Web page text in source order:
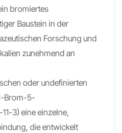
bromiertes
Baustein in der
Forschung und
zunehmend an
oder undefinierten
Brom-5-
3) eine einzelne,
die entwickelt